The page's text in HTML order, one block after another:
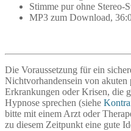
Stimme pur ohne Stereo-
MP3 zum Download,
Die Voraussetzung für ein
Nichtvorhandensein von akuten
Erkrankungen oder Krisen, die
Hypnose sprechen (siehe
bitte mit einem Arzt oder
zu diesem Zeitpunkt eine gute